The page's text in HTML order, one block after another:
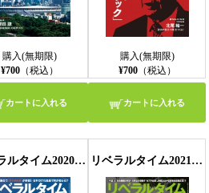
購入(無期限)
¥700（税込）
カートに入れる
購入(無期限)
¥700（税込）
カートに入れる
リベラルタイム2020年12月号 リベラルタイム2021年1月号